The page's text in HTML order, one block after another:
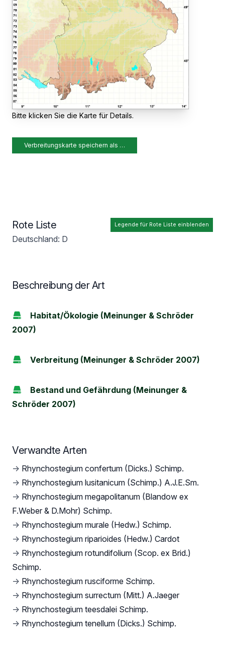
Bitte klicken Sie die Karte für Details.
Verbreitungskarte speichern als …
Legende für Rote Liste einblenden
Rote Liste
Deutschland: D
Beschreibung der Art
Habitat/Ökologie (Meinunger & Schröder
2007)
Verbreitung (Meinunger & Schröder 2007)
Bestand und Gefährdung (Meinunger &
Schröder 2007)
Verwandte Arten
→ Rhynchostegium confertum (Dicks.) Schimp.
→ Rhynchostegium lusitanicum (Schimp.) A.J.E.Sm.
→ Rhynchostegium megapolitanum (Blandow ex
F.Weber & D.Mohr) Schimp.
→ Rhynchostegium murale (Hedw.) Schimp.
→ Rhynchostegium riparioides (Hedw.) Cardot
→ Rhynchostegium rotundifolium (Scop. ex Brid.)
Schimp.
→ Rhynchostegium rusciforme Schimp.
→ Rhynchostegium surrectum (Mitt.) A.Jaeger
→ Rhynchostegium teesdalei Schimp.
→ Rhynchostegium tenellum (Dicks.) Schimp.